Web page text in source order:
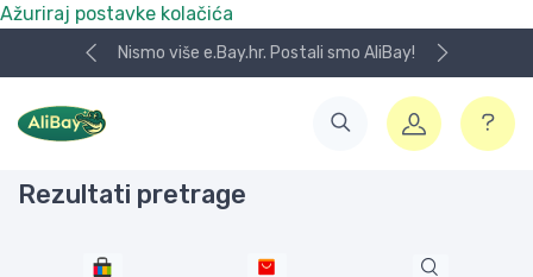
Ažuriraj postavke kolačića
Nismo više e.Bay.hr. Postali smo AliBay!
Rezultati pretrage